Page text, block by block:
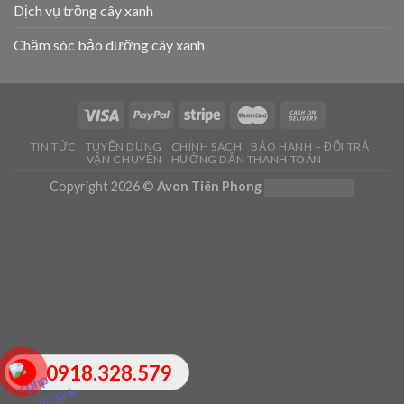
0918.328.579
Dịch vụ trồng cây xanh
Chăm sóc bảo dưỡng cây xanh
TIN TỨC TUYỂN DỤNG CHÍNH SÁCH
BẢO HÀNH – ĐỔI TRẢ
VẬN CHUYỂN
HƯỚNG DẪN THANH TOÁN
Copyright 2026 © Avon Tiên Phong